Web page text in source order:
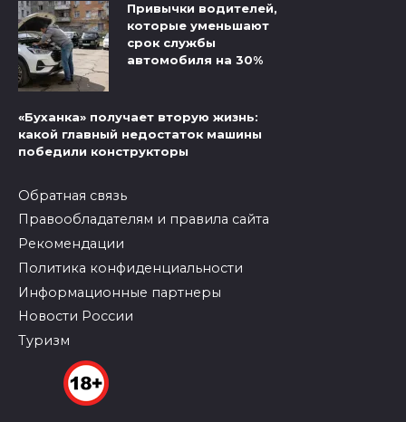
Привычки водителей,
которые уменьшают
срок службы
автомобиля на 30%
«Буханка» получает вторую жизнь:
какой главный недостаток машины
победили конструкторы
Обратная связь
Правообладателям и правила сайта
Рекомендации
Политика конфиденциальности
Информационные партнеры
Новости России
Туризм